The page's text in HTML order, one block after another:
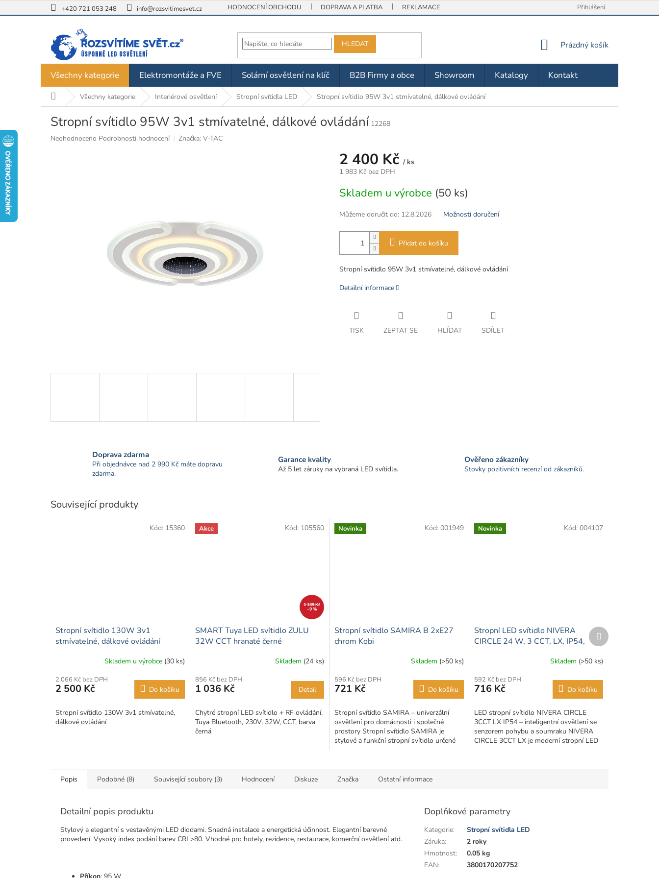
na
+420 721 053 248 info@rozsvitimesvet.cz HODNOCENÍ OBCHODU DOPRAVA A PLATBA REKLAMACE / VRÁCENÍ ZBOŽÍ OBCHODNÍ PODMÍNKY
Přihlášení
HLEDAT
NÁKUPNÍ
Prázdný košík
Všechny kategorie Elektromontáže a FVE Solární osvětlení na klíč B2B Firmy a obce Showroom Katalogy Kontakt
Domů Všechny kategorie Interiérové osvětlení Stropní svítidla LED Stropní svítidlo 95W 3v1 stmívatelné, dálkové ovládání
Stropní svítidlo 95W 3v1 stmívatelné, dálkové ovládání 12268
Průměrné
Neohodnoceno Podrobnosti hodnocení Značka: V-TAC
2 400 Kč / ks
1 983 Kč bez DPH
cena:
Skladem u výrobce (50 ks)
Můžeme doručit do: 12.8.2026 Možnosti doručení
Přidat do košíku
Stropní svítidlo 95W 3v1 stmívatelné, dálkové ovládání
Detailní informace
TISK ZEPTAT SE HLÍDAT SDÍLET
Doprava zdarma
Při objednávce nad 2 990 Kč máte dopravu
zdarma.
Garance kvality
Až 5 let záruky na vybraná LED svítidla.
Ověřeno zákazníky
Stovky pozitivních recenzí od zákazníků.
Související produkty
Stropní svítidlo 130W 3v1
stmívatelné, dálkové ovládání
Skladem u výrobce (30 ks)
2 066 Kč bez DPH
2 500 Kč Do košíku
Stropní svítidlo 130W 3v1 stmívatelné,
dálkové ovládání
Kód: 15360 Akce
1 139 Kč
–9 %
SMART Tuya LED svítidlo ZULU
32W CCT hranaté černé
Skladem (24 ks)
856 Kč bez DPH
1 036 Kč Detail
Chytré stropní LED svítidlo + RF ovládání,
Tuya Bluetooth, 230V, 32W, CCT, barva
černá
Kód: 105560 Novinka
Stropní svítidlo SAMIRA B 2xE27
chrom Kobi
Skladem (>50 ks)
596 Kč bez DPH
721 Kč Do košíku
Stropní svítidlo SAMIRA – univerzální
osvětlení pro domácnosti i společné
prostory Stropní svítidlo SAMIRA je
stylové a funkční stropní svítidlo určené
Kód: 001949 Novinka
Stropní LED svítidlo NIVERA
CIRCLE 24 W, 3 CCT, LX, IP54,
Skladem (>50 ks)
592 Kč bez DPH
716 Kč Do košíku
LED stropní svítidlo NIVERA CIRCLE
3CCT LX IP54 – inteligentní osvětlení se
senzorem pohybu a soumraku NIVERA
CIRCLE 3CCT LX je moderní stropní LED
Kód: 004107
Další
produkt
Popis Podobné (8) Související soubory (3) Hodnocení Diskuze Značka Ostatní informace
Detailní popis produktu
Stylový a elegantní s vestavěnými LED diodami. Snadná instalace a energetická účinnost. Elegantní barevné
provedení. Vysoký index podání barev CRI >80. Vhodné pro hotely, rezidence, restaurace, komerční osvětlení atd.
Doplňkové parametry
Kategorie:
Stropní svítidla LED
Záruka:
2 roky
Hmotnost:
0.05 kg
EAN: 3800170207752